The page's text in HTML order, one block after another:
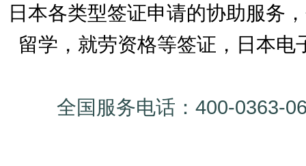
日本各类型签证申请的协助服务
留学，就劳资格等签证，日本
全国服务电话：400-0363-